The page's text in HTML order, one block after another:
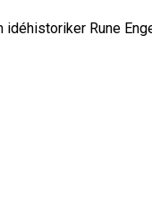
idéhistoriker Rune